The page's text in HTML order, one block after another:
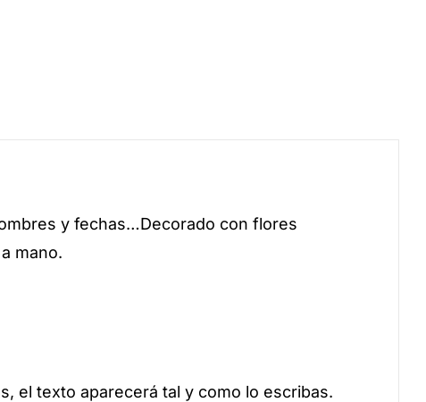
y fechas…Decorado con flores
mano.
el texto aparecerá tal y como lo escribas.